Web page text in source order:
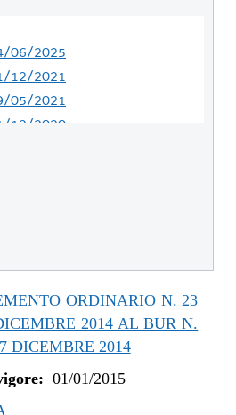
06/2025
12/2021
05/2021
12/2020
2020
2020
12/2019
12/2019
11/2019
08/2019
07/2019
12/2018
06/2018
ORDINARIO N. 23
2014 AL BUR N.
DICEMBRE 2014
01/01/2015